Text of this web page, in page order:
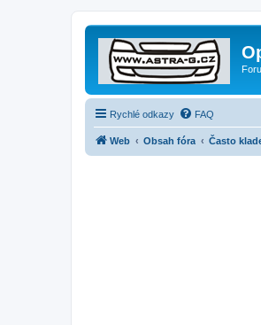
Rychlé odkazy FAQ
Web Obsah fóra Často